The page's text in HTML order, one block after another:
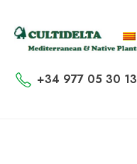
+34 977 05 30 13